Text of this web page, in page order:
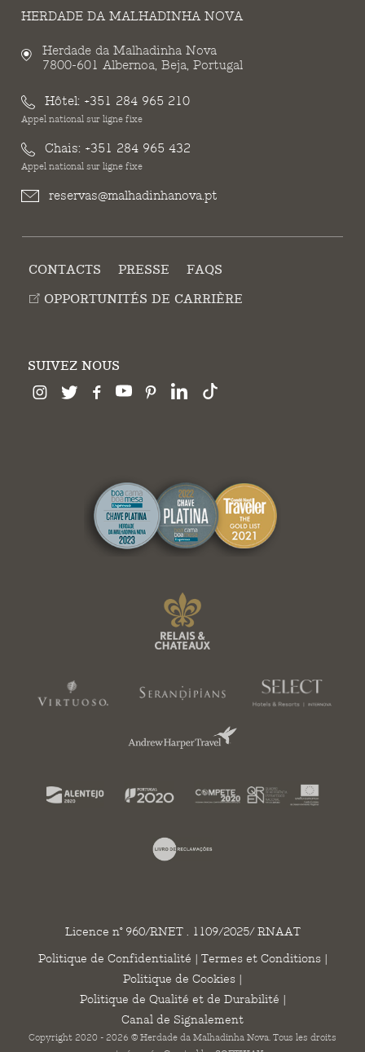
HERDADE DA MALHADINHA NOVA
Herdade da Malhadinha Nova
7800-601 Albernoa, Beja, Portugal
Hôtel: +351 284 965 210
Appel national sur ligne fixe
Chais: +351 284 965 432
Appel national sur ligne fixe
reservas@malhadinhanova.pt
CONTACTS PRESSE
FAQS
OPPORTUNITÉS DE CARRIÈRE
SUIVEZ NOUS
Licence n° 960/RNET . 1109/2025/ RNAAT
Politique de Confidentialité | Termes et Conditions|
Politique de Cookies |
Politique de Qualité et de Durabilité |
Canal de Signalement
Copyright 2020 - 2026 © Herdade da Malhadinha Nova. Tous les droits